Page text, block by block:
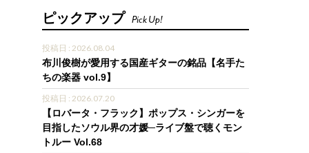
ピックアップ Pick Up!
投稿日 : 2026.08.04
布川俊樹が愛用する国産ギターの銘品【名手た
ちの楽器 vol.9】
投稿日 : 2026.07.20
【ロバータ・フラック】ポップス・シンガーを
目指したソウル界の才媛─ライブ盤で聴くモン
トルー Vol.68